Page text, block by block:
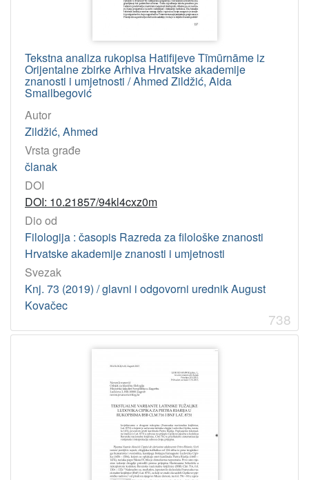
Tekstna analiza rukopisa Hatifijeve Tīmūrnāme iz
Orijentalne zbirke Arhiva Hrvatske akademije
znanosti i umjetnosti / Ahmed Zildžić, Aida
Smailbegović
Autor
Zildžić, Ahmed
Vrsta građe
članak
DOI
DOI: 10.21857/94kl4cxz0m
Dio od
Filologija : časopis Razreda za filološke znanosti
Hrvatske akademije znanosti i umjetnosti
Svezak
Knj. 73 (2019) / glavni i odgovorni urednik August
Kovačec
738